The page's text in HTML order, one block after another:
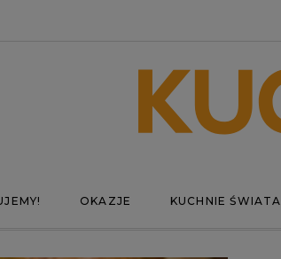
OKAZJE KUCHNIE ŚWIATA